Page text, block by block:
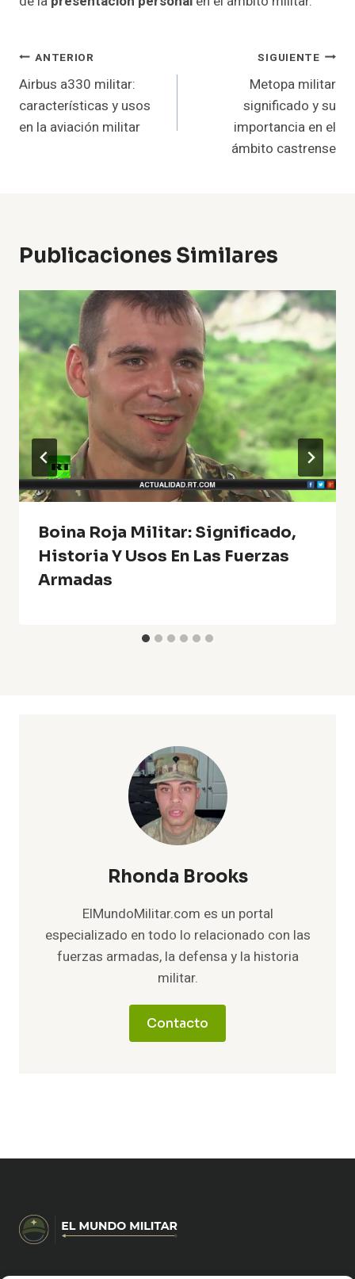
Navegación
De
Entradas
ANTERIOR
Airbus a330 militar:
características y usos
en la aviación militar
SIGUIENTE
Metopa militar
significado y su
importancia en el
ámbito castrense
Publicaciones Similares
Boina Roja Militar: Significado,
Historia Y Usos En Las Fuerzas
Armadas
Rhonda Brooks
ElMundoMilitar.com es un portal
especializado en todo lo relacionado con las
fuerzas armadas, la defensa y la historia
militar.
Contacto